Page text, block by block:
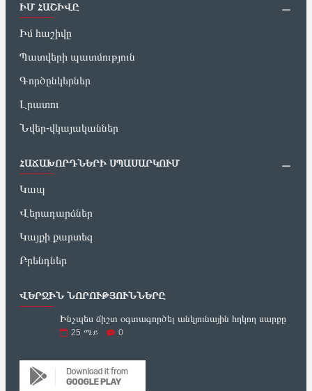
ԻՄ ՀԱՇԻՎԸ
Իմ հաշիվը
Պատվերի պատմություն
Գործընկերներ
Լրատու
Նվեր-վկայականներ
ՀԱՃԱԽՈՐԴՆԵՐԻ ՍՊԱՍԱՐԿՈՒՄ
Կապ
Վերադարձներ
Կայքի քարտեզ
Բրենդներ
ՎԵՐՋԻՆ ՆՈՐՈՒԹՅՈՒՆՆԵՐԸ
Ինչպես ճիշտ օգտագործել անկյունային հղկող սարքը
25 ሜይ 0